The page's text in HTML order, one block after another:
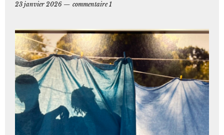
23 janvier 2026
commentaire 1